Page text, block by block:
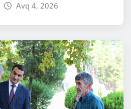
Avq 4, 2026